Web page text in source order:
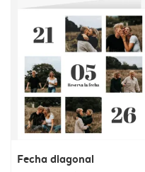
Fecha diagonal